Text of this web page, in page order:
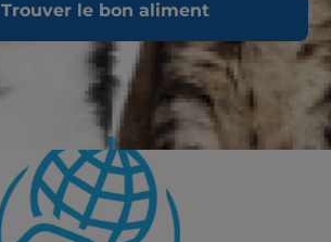
Trouver le bon aliment